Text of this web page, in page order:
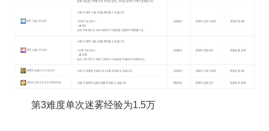
第3难度单次迷雾经验为1.5万